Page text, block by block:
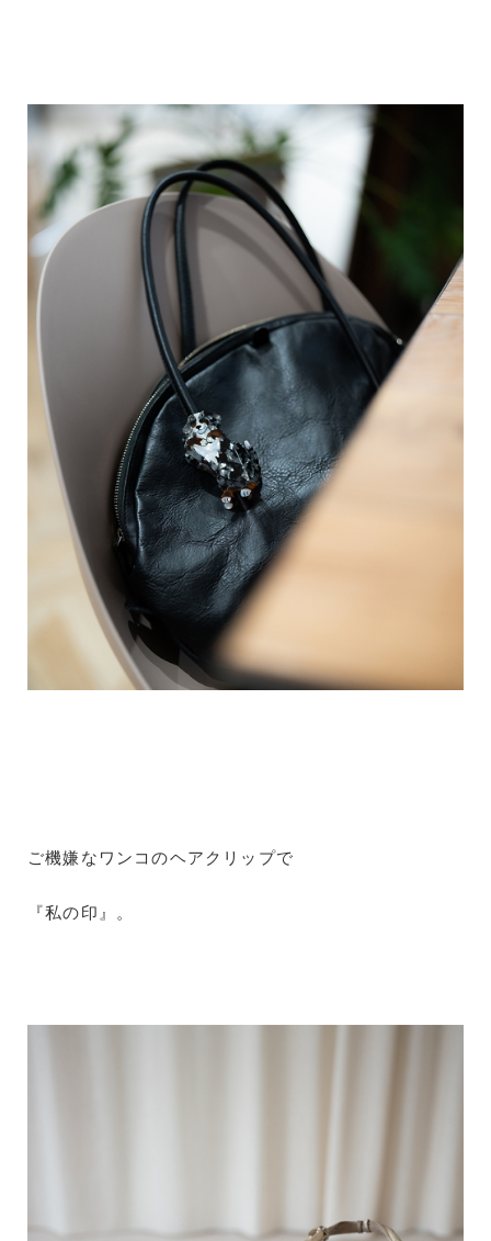
ご機嫌なワンコのヘアクリップで
『私の印』。